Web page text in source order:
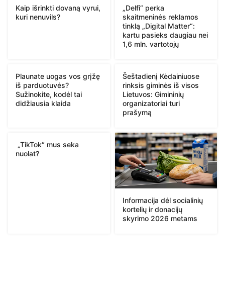
Kaip išrinkti dovaną vyrui,
kuri nenuvils?
„Delfi“ perka
skaitmeninės reklamos
tinklą „Digital Matter“:
kartu pasieks daugiau nei
1,6 mln. vartotojų
Plaunate uogas vos grįžę
iš parduotuvės?
Sužinokite, kodėl tai
didžiausia klaida
Šeštadienį Kėdainiuose
rinksis giminės iš visos
Lietuvos: Gimininių
organizatoriai turi
prašymą
„TikTok“ mus seka
nuolat?
Informacija dėl socialinių
kortelių ir donacijų
skyrimo 2026 metams